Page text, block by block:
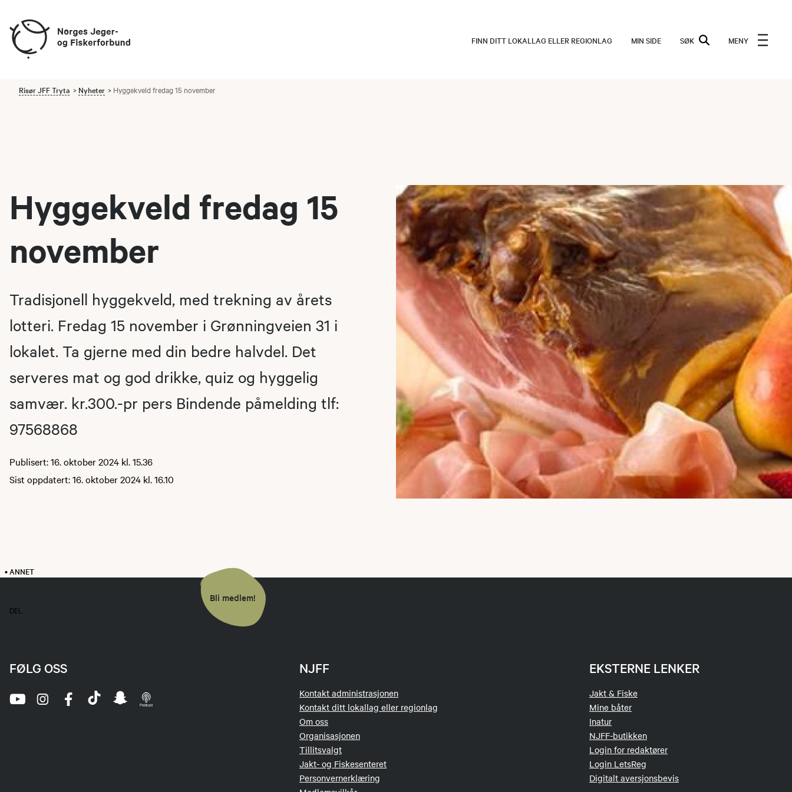
FINN DITT LOKALLAG ELLER REGIONLAG MIN SIDE SØK MENY
Risør JFF Tryta Nyheter Hyggekveld fredag 15 november
Hyggekveld fredag 15
november
Tradisjonell hyggekveld, med trekning av årets
lotteri. Fredag 15 november i Grønningveien 31 i
lokalet. Ta gjerne med din bedre halvdel. Det
serveres mat og god drikke, quiz og hyggelig
samvær. kr.300.-pr pers Bindende påmelding tlf:
97568868
Publisert: 16. oktober 2024 kl. 15.36
Sist oppdatert: 16. oktober 2024 kl. 16.10
• ANNET
DEL
Bli medlem!
NJFF
Kontakt administrasjonen
Kontakt ditt lokallag eller regionlag
Om oss
Organisasjonen
Tillitsvalgt
Jakt- og Fiskesenteret
Personvernerklæring
EKSTERNE LENKER
Jakt & Fiske
Mine båter
Inatur
NJFF-butikken
Login for redaktører
Login LetsReg
Digitalt aversjonsbevis
FØLG OSS